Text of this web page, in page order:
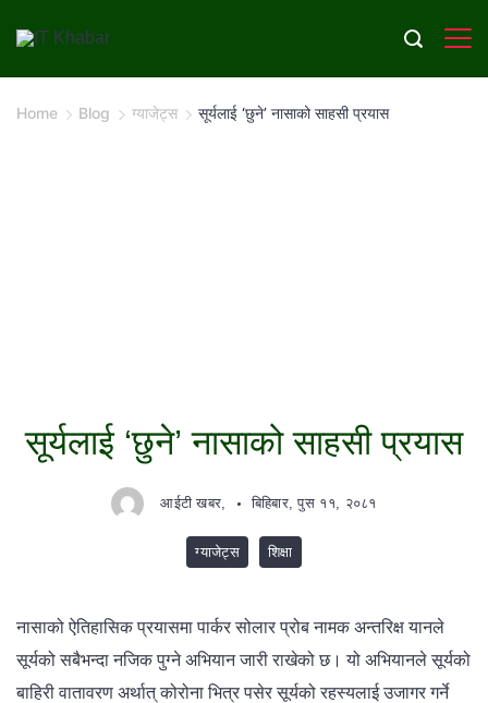
content
Home
Blog ग्याजेट्स सूर्यलाई ‘छुने’ नासाको साहसी प्रयास
सूर्यलाई ‘छुने’ नासाको साहसी प्रयास
आईटी खबर, बिहिबार, पुस ११, २०८१
ग्याजेट्स शिक्षा
नासाको ऐतिहासिक प्रयासमा पार्कर सोलार प्रोब नामक अन्तरिक्ष यानले
सूर्यको सबैभन्दा नजिक पुग्ने अभियान जारी राखेको छ। यो अभियानले सूर्यको
बाहिरी वातावरण अर्थात् कोरोना भित्र पसेर सूर्यको रहस्यलाई उजागर गर्ने